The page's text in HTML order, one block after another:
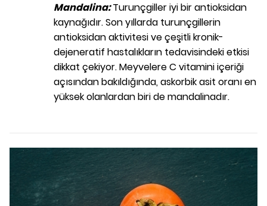
Mandalina:Turunçgiller iyi bir antioksidan
kaynağıdır. Son yıllarda turunçgillerin
antioksidan aktivitesi ve çeşitli kronik-
dejeneratif hastalıkların tedavisindeki etkisi
dikkat çekiyor. Meyvelere C vitamini içeriği
açısından bakıldığında, askorbik asit oranı en
yüksek olanlardan biri de mandalinadır.